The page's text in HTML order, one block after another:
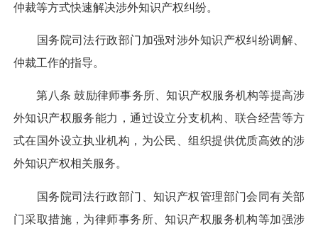
仲裁等方式快速解决涉外知识产权纠纷。
国务院司法行政部门加强对涉外知识产权纠纷调解、
仲裁工作的指导。
第八条 鼓励律师事务所、知识产权服务机构等提高涉
外知识产权服务能力，通过设立分支机构、联合经营等方
式在国外设立执业机构，为公民、组织提供优质高效的涉
外知识产权相关服务。
国务院司法行政部门、知识产权管理部门会同有关部
门采取措施，为律师事务所、知识产权服务机构等加强涉